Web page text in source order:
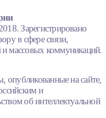
Зарегистрировано
в сфере связи,
массовых коммуникаций.
опубликованные на сайте,
и
об интеллектуальной